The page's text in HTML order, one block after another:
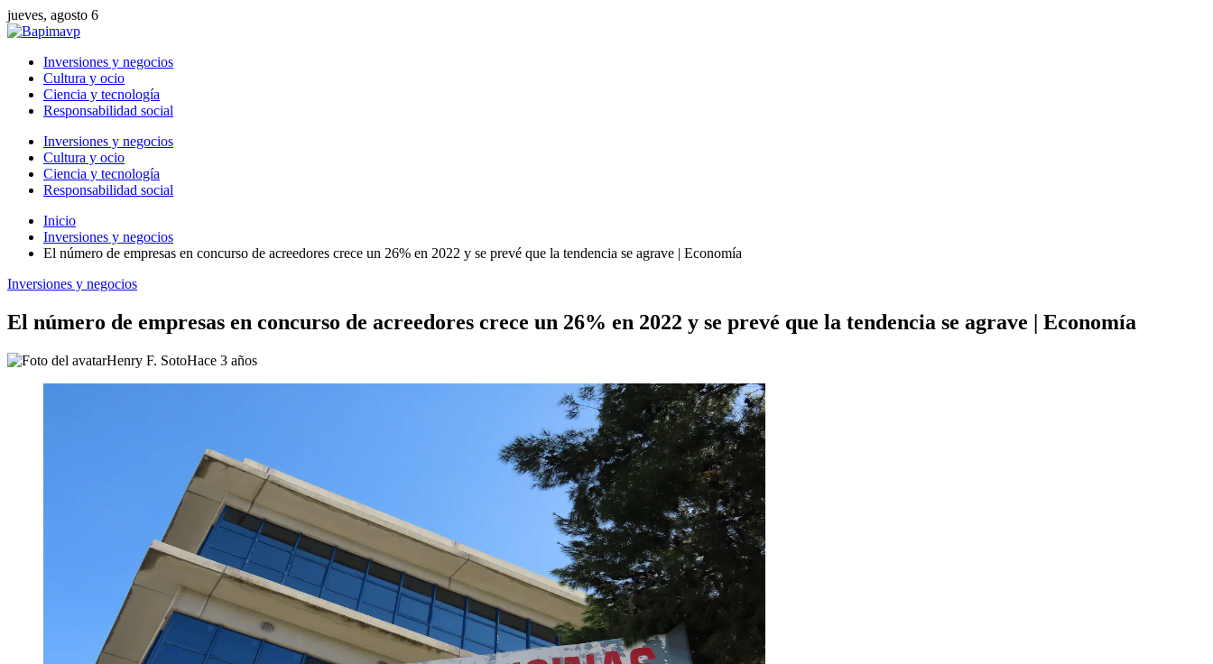
jueves, agosto 6
Inversiones y negocios
Cultura y ocio
Ciencia y tecnología
Responsabilidad social
Inversiones y negocios
Cultura y ocio
Ciencia y tecnología
Responsabilidad social
Inicio
Inversiones y negocios
El número de empresas en concurso de acreedores crece un 26% en 2022 y se prevé que la tendencia se agrave | Economía
Inversiones y negocios
El número de empresas en concurso de acreedores crece un 26% en 2022 y se prevé que la tendencia se agrave | Economía
Henry F. SotoHace 3 años